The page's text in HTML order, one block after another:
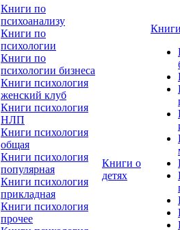
Книги по
психоанализу
Книги по
психологии
Книги по
психологии бизнеса
Книги психология
женский клуб
Книги психология
НЛП
Книги психология
общая
Книги психология
популярная
Книги психология
прикладная
Книги психология
прочее
Книги о
детях